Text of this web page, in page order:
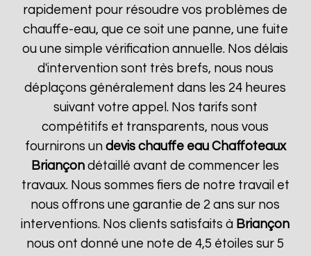
rapidement pour résoudre vos problèmes de
chauffe-eau, que ce soit une panne, une fuite
ou une simple vérification annuelle. Nos délais
d'intervention sont très brefs, nous nous
déplaçons généralement dans les 24 heures
suivant votre appel. Nos tarifs sont
compétitifs et transparents, nous vous
fournirons un devis chauffe eau Chaffoteaux
Briançon détaillé avant de commencer les
travaux. Nous sommes fiers de notre travail et
nous offrons une garantie de 2 ans sur nos
interventions. Nos clients satisfaits à Briançon
nous ont donné une note de 4,5 étoiles sur 5